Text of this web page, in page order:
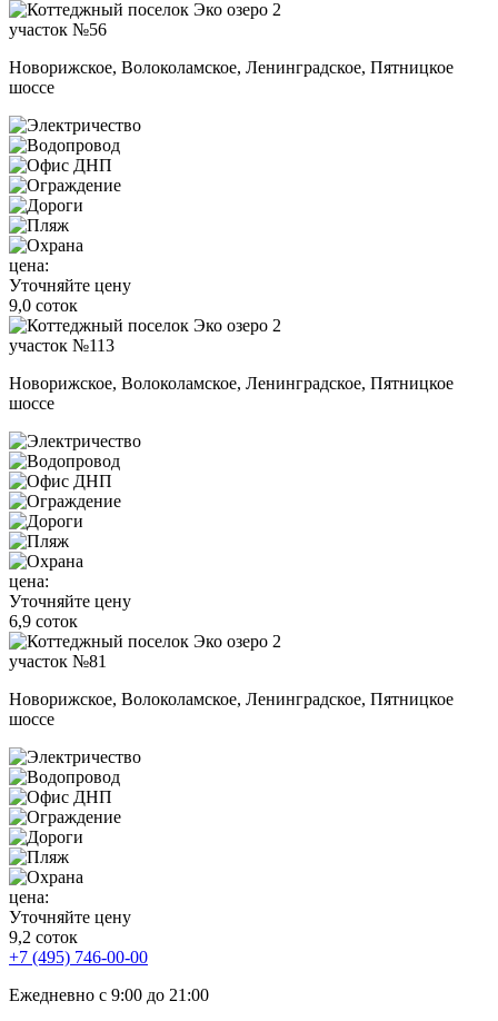
участок №56
Новорижское, Волоколамское, Ленинградское, Пятницкое
шоссе
цена:
Уточняйте цену
9,0 соток
участок №113
Новорижское, Волоколамское, Ленинградское, Пятницкое
шоссе
цена:
Уточняйте цену
6,9 соток
участок №81
Новорижское, Волоколамское, Ленинградское, Пятницкое
шоссе
цена:
Уточняйте цену
9,2 соток
+7 (495) 746-00-00
Ежедневно с 9:00 до 21:00